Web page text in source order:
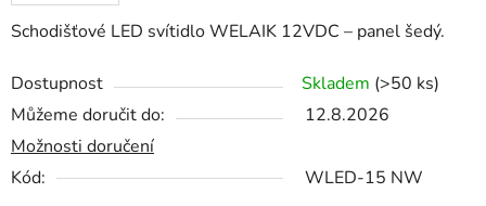
Schodišťové LED svítidlo WELAIK 12VDC – panel šedý.
Dostupnost Skladem (>50 ks)
Můžeme doručit do:
12.8.2026
Možnosti doručení
Kód:
WLED-15 NW